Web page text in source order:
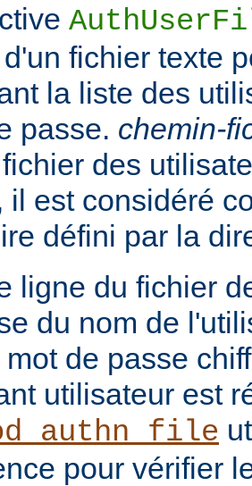
fichier texte
la liste des
passe. chemin-
des
il est considéré
défini par la
ligne du fichier
du nom de
mot de passe
utilisateur est
pour vérifier